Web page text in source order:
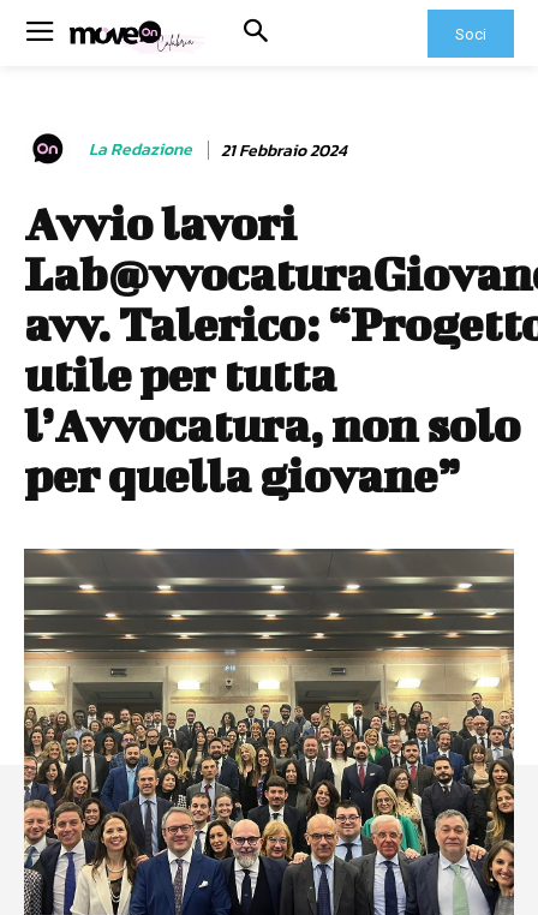
Soci
La Redazione 21 Febbraio 2024
Avvio lavori
avv. Talerico:
utile per tutta
l’Avvocatura, non solo
per quella giovane”